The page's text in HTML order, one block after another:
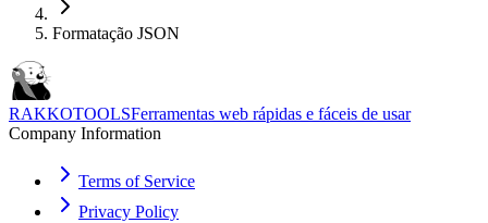
Formatação JSON
RAKKOTOOLSFerramentas web rápidas e fáceis de usar
Company Information
Terms of Service
Privacy Policy